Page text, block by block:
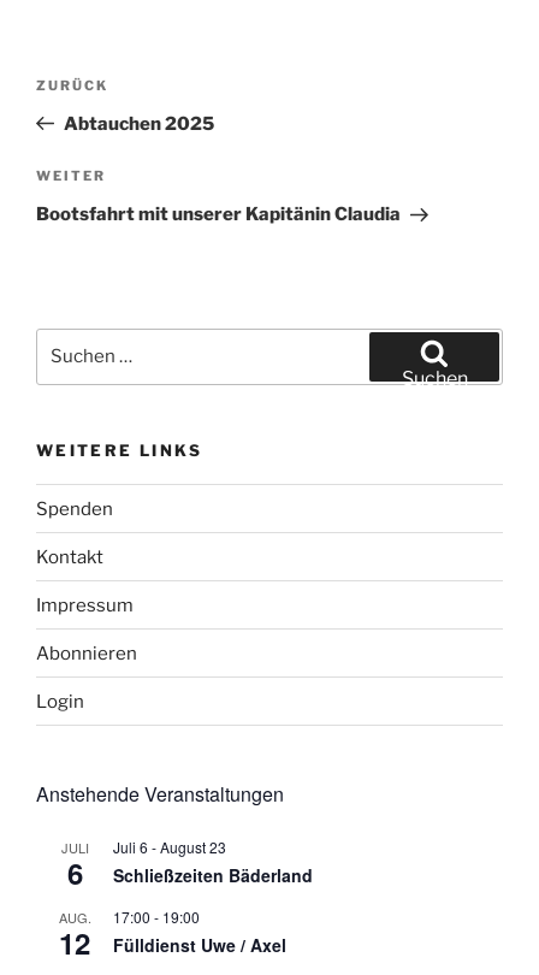
Beitragsnavigation
Vorheriger
Beitrag
ZURÜCK
Abtauchen 2025
Nächster
Beitrag
WEITER
Bootsfahrt mit unserer Kapitänin Claudia
nach:
Suchen
WEITERE LINKS
Spenden
Kontakt
Impressum
Abonnieren
Login
Anstehende Veranstaltungen
JULI
6
Juli 6 -August 23
Schließzeiten Bäderland
AUG.
12
17:00 - 19:00
Fülldienst Uwe / Axel